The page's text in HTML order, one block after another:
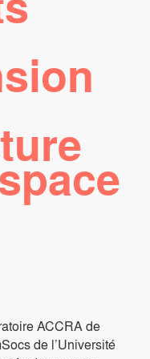
ACCRA de
de l’Université